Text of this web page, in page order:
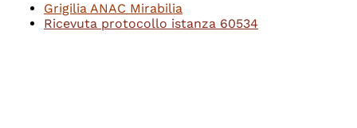
Grigilia ANAC Mirabilia
Ricevuta protocollo istanza 60534